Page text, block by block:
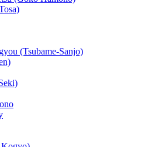
(Tsubame-Sanjo)